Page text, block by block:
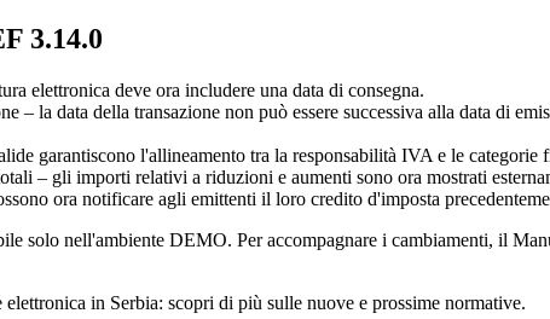
3.14.0
elettronica deve ora includere una data di consegna.
– la data della transazione non può essere successiva alla data di
garantiscono l'allineamento tra la responsabilità IVA e le
– gli importi relativi a riduzioni e aumenti sono ora mostrati
ora notificare agli emittenti il loro credito d'imposta
solo nell'ambiente DEMO. Per accompagnare i cambiamenti, il
in Serbia: scopri di più sulle nuove e prossime normative.